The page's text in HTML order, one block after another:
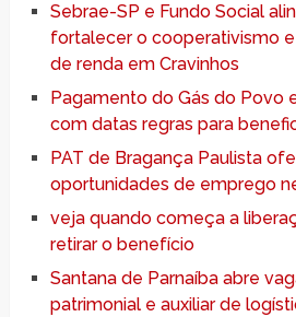
Sebrae-SP e Fundo Social
fortalecer o cooperativismo
de renda em Cravinhos
Pagamento do Gás do Povo
com datas regras para
PAT de Bragança Paulista
oportunidades de emprego
veja quando começa a
retirar o benefício
Santana de Parnaíba abre
patrimonial e auxiliar de